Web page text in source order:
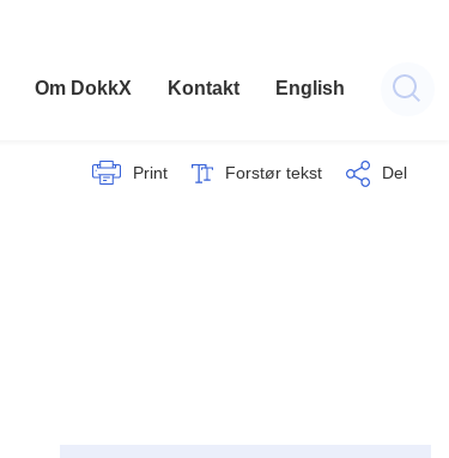
Om DokkX Kontakt English
Print Forstør tekst Del